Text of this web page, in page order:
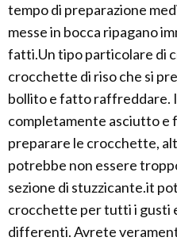
tempo di preparazione
messe in bocca ripagano
fatti.Un tipo particolare di
crocchette di riso che si
bollito e fatto raffreddare.
completamente asciutto e
preparare le crocchette,
potrebbe non essere
sezione di stuzzicante.it
crocchette per tutti i gusti
differenti. Avrete